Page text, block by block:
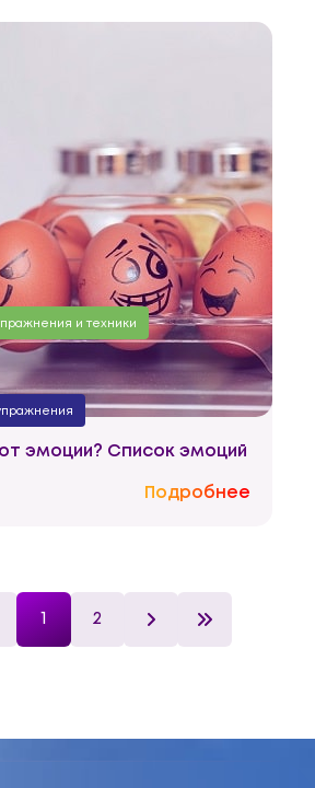
и техники
эмоции? Список эмоций
Подробнее
1 2